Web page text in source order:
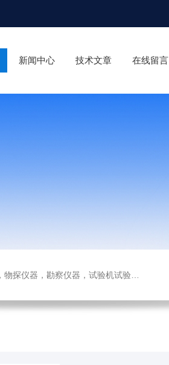
新闻中心 技术文章 在线留言
勘察仪器，试验机试验箱，整体方案